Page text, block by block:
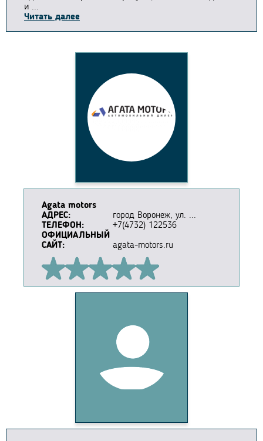
и ...
Читать далее
Agata motors
АДРЕС:
город Воронеж, ул. ...
ТЕЛЕФОН:
+7(4732) 122536
ОФИЦИАЛЬНЫЙ
САЙТ:
agata-motors.ru